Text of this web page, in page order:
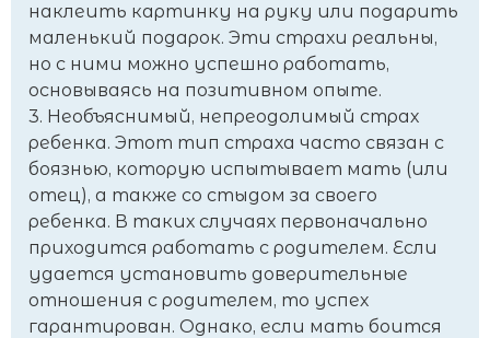
наклеить картинку на руку или подарить
маленький подарок. Эти страхи реальны,
но с ними можно успешно работать,
основываясь на позитивном опыте.
3. Необъяснимый, непреодолимый страх
ребенка. Этот тип страха часто связан с
боязнью, которую испытывает мать (или
отец), а также со стыдом за своего
ребенка. В таких случаях первоначально
приходится работать с родителем. Если
удается установить доверительные
отношения с родителем, то успех
гарантирован. Однако, если мать боится